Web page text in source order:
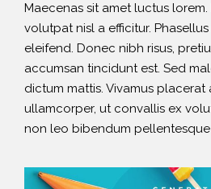
Maecenas sit amet luctus
volutpat nisl a efficitur.
eleifend. Donec nibh risus,
accumsan tincidunt est. Sed
dictum mattis. Vivamus
ullamcorper, ut convallis ex
non leo bibendum pellentesque